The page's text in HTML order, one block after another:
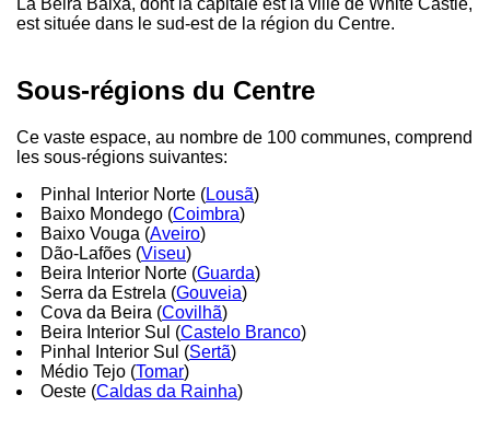
La Beira Baixa, dont la capitale est la ville de White Castle,
est située dans le sud-est de la région du Centre.
Sous-régions du Centre
Ce vaste espace, au nombre de 100 communes, comprend
les sous-régions suivantes:
Pinhal Interior Norte (Lousã)
Baixo Mondego (Coimbra)
Baixo Vouga (Aveiro)
Dão-Lafões (Viseu)
Beira Interior Norte (Guarda)
Serra da Estrela (Gouveia)
Cova da Beira (Covilhã)
Beira Interior Sul (Castelo Branco)
Pinhal Interior Sul (Sertã)
Médio Tejo (Tomar)
Oeste (Caldas da Rainha)